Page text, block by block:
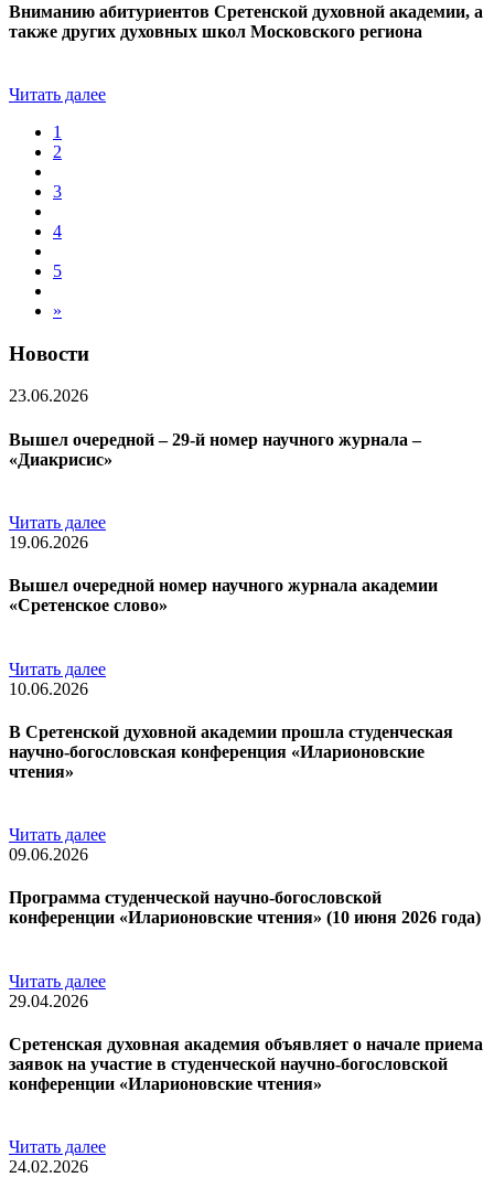
Вниманию абитуриентов Сретенской духовной академии, а
также других духовных школ Московского региона
Читать далее
1
2
3
4
5
»
Новости
23.06.2026
Вышел очередной – 29-й номер научного журнала –
«Диакрисис»
Читать далее
19.06.2026
Вышел очередной номер научного журнала академии
«Сретенское слово»
Читать далее
10.06.2026
В Сретенской духовной академии прошла студенческая
научно-богословская конференция «Иларионовские
чтения»
Читать далее
09.06.2026
Программа студенческой научно-богословской
конференции «Иларионовские чтения» (10 июня 2026 года)
Читать далее
29.04.2026
Сретенская духовная академия объявляет о начале приема
заявок на участие в студенческой научно-богословской
конференции «Иларионовские чтения»
Читать далее
24.02.2026